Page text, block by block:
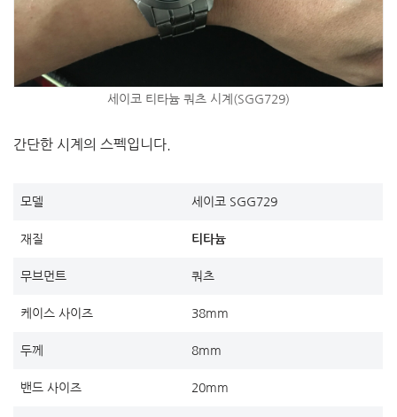
세이코 티타늄 쿼츠 시계(SGG729)
간단한 시계의 스펙입니다.
모델 세이코 SGG729
재질 티타늄
무브먼트 쿼츠
케이스 사이즈 38mm
두께 8mm
밴드 사이즈 20mm